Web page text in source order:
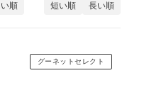
順 短い順 長い順
グーネットセレクト